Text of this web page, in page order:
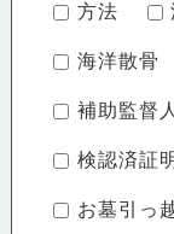
方法
海洋散骨
補助監督人
検認済証
お墓引っ